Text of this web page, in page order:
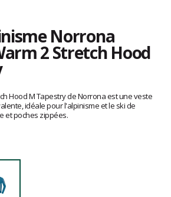
Norrona
2 Stretch Hood
Hood M Tapestry de Norrona est une veste
idéale pour l'alpinisme et le ski de
et poches zippées.